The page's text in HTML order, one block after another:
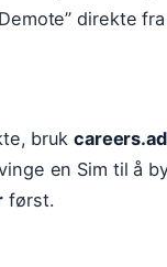
direkte
bruk
en Sim til å
først.